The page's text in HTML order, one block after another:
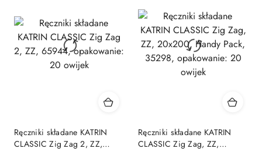
Ręczniki składane KATRIN
CLASSIC Zig Zag 2, ZZ,
Ręczniki składane KATRIN
CLASSIC Zig Zag, ZZ,